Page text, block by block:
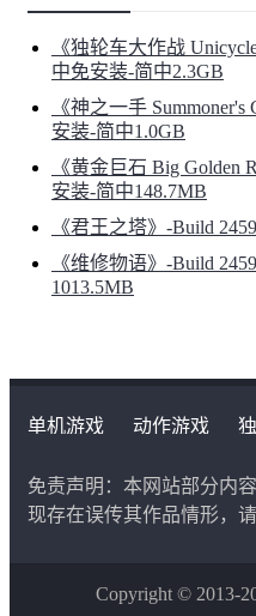
《独轮车大作战
中免安装-简中2.3GB
《神之一手
安装-简中1.0GB
《黄金巨石 Big Golden
安装-简中148.7MB
《君王之塔》-Build
《维修物语》-Build
1013.5MB
单机游戏 动作游戏
免责声明：本网站部分内
现存在误传其作品情形，
Copyright © 2013-